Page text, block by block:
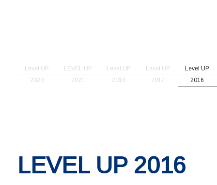
Level UP
2020
LEVEL UP
2021
Level UP
2018
Level UP
2017
Level UP
2016
LEVEL UP 2016